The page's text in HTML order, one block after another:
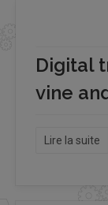
Digital
vine
Lire la suite